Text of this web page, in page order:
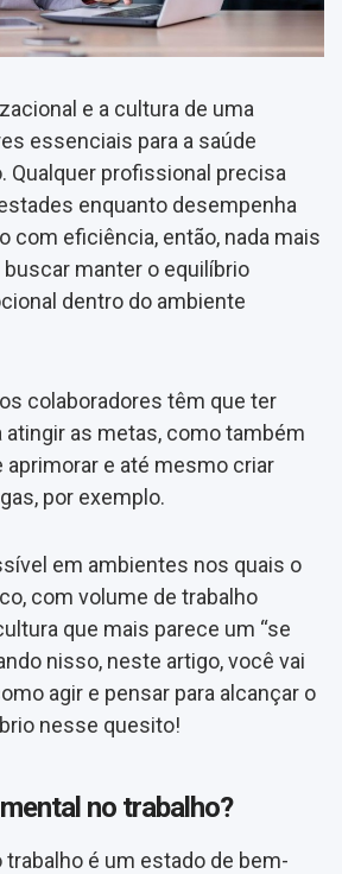
e a cultura de uma
essenciais para a saúde
Qualquer profissional precisa
enquanto desempenha
com eficiência, então, nada mais
manter o equilíbrio
dentro do ambiente
colaboradores têm que ter
atingir as metas, como também
aprimorar e até mesmo criar
por exemplo.
em ambientes nos quais o
com volume de trabalho
que mais parece um “se
nisso, neste artigo, você vai
agir e pensar para alcançar o
nesse quesito!
no trabalho?
é um estado de bem-